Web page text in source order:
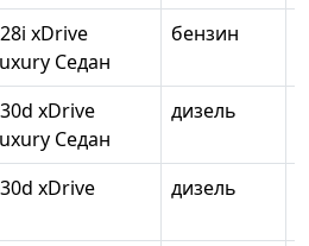
xDrive
Седан
бензин
xDrive
Седан
дизель
xDrive дизель